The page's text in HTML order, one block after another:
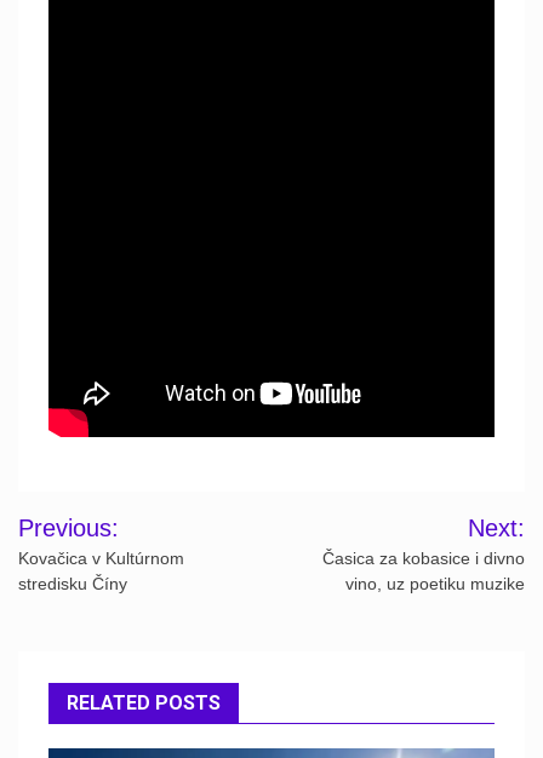
Post
navigation
Previous:
Kovačica v Kultúrnom
stredisku Číny
Next:
Časica za kobasice i divno
vino, uz poetiku muzike
RELATED POSTS